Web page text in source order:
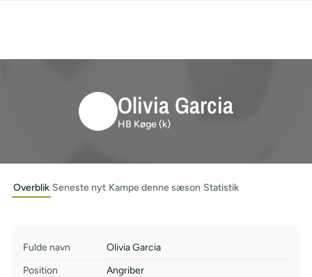
Olivia Garcia
HB Køge (k)
Overblik Seneste nyt Kampe denne sæson Statistik
Fulde navn
Olivia Garcia
Position
Angriber